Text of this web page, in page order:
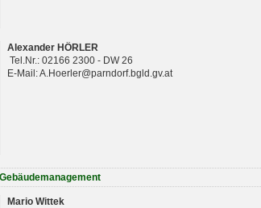
Alexander HÖRLER
Tel.Nr.: 02166 2300 - DW 26
E-Mail: A.Hoerler@parndorf.bgld.gv.at
Mario Wittek